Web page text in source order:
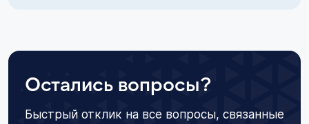
Остались вопросы?
Быстрый отклик на все вопросы, связанные